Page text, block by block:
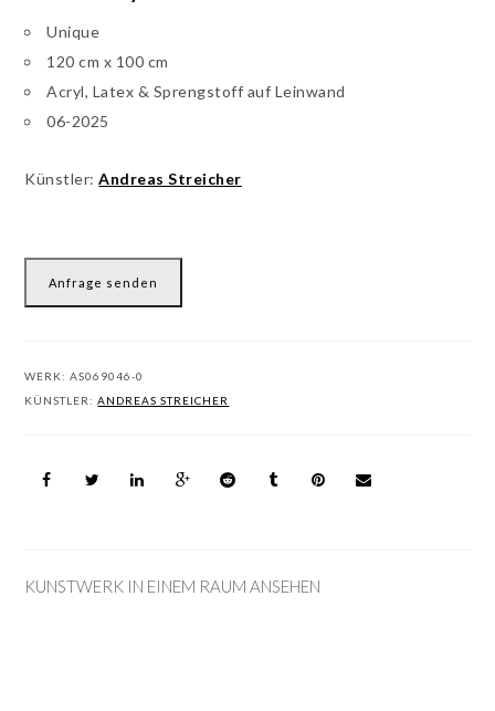
Unique
120 cm x 100 cm
Acryl, Latex & Sprengstoff auf Leinwand
06-2025
Künstler:Andreas Streicher
Anfrage senden
WERK:AS069046-0
KÜNSTLER:ANDREAS STREICHER
KUNSTWERK IN EINEM RAUM ANSEHEN